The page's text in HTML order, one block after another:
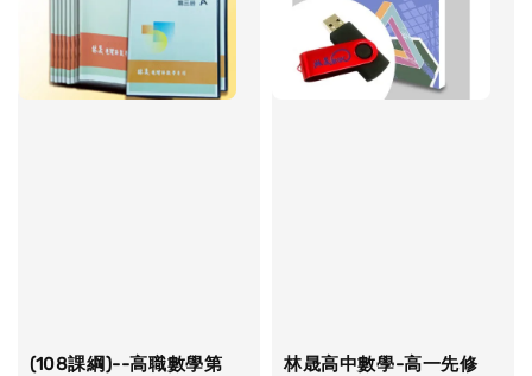
(108課綱)--高職數學第
林晟高中數學-高一先修